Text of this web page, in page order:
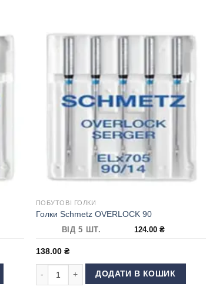
ПОБУТОВІ ГОЛКИ
Голки Schmetz OVERLOCK 90
ВІД 5 ШТ. 124.00₴
138.00 ₴
Голки Schmetz OVERLOCK 90 кількість
ДОДАТИ В КОШИК